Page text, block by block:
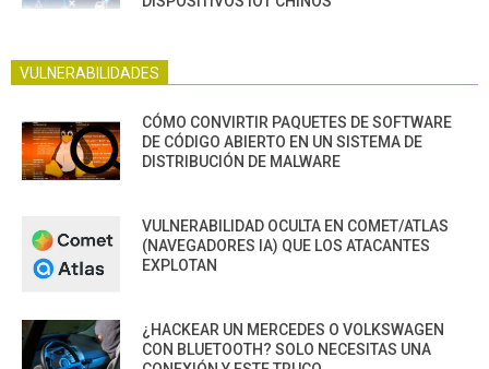
VULNERABILIDADES
CÓMO CONVIRTIR PAQUETES DE SOFTWARE
DE CÓDIGO ABIERTO EN UN SISTEMA DE
DISTRIBUCIÓN DE MALWARE
VULNERABILIDAD OCULTA EN COMET/ATLAS
(NAVEGADORES IA) QUE LOS ATACANTES
EXPLOTAN
¿HACKEAR UN MERCEDES O VOLKSWAGEN
CON BLUETOOTH? SOLO NECESITAS UNA